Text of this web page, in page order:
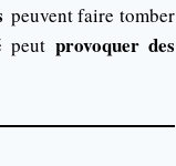
peuvent faire tomber
peutprovoquer des